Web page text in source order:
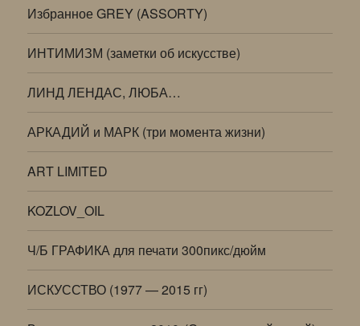
Избранное GREY (ASSORTY)
ИНТИМИЗМ (заметки об искусстве)
ЛИНД ЛЕНДАС, ЛЮБА…
АРКАДИЙ и МАРК (три момента жизни)
ART LIMITED
KOZLOV_OIL
Ч/Б ГРАФИКА для печати 300пикс/дюйм
ИСКУССТВО (1977 — 2015 гг)